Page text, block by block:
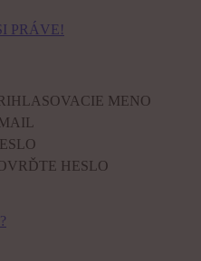
PRÁVE!
MENO
HESLO